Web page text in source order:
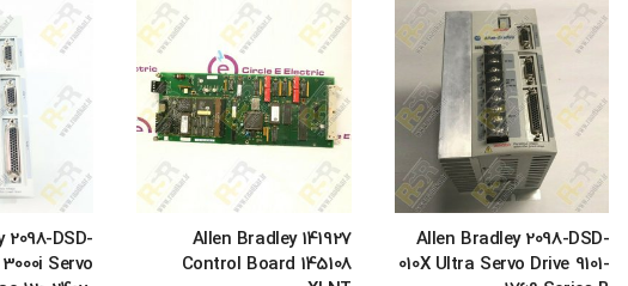
Allen Bradley 2098-DSD-
010X Ultra Servo Drive 9101-
Allen Bradley 141927
Control Board 145108
2098-DSD-
Servo